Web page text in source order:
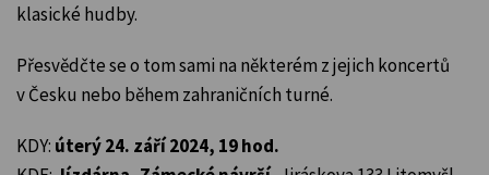
klasické hudby.
Přesvědčte se o tom sami na některém z jejich koncertů
v Česku nebo během zahraničních turné.
KDY: úterý 24. září 2024, 19 hod.